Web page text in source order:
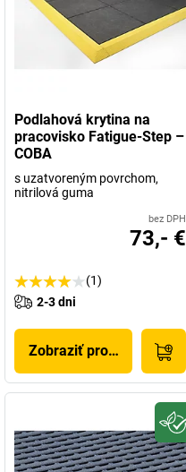
Podlahová krytina na
pracovisko Fatigue-Step –
COBA
s uzatvoreným povrchom,
nitrilová guma
bez DPH
73,- €
(1)
2-3 dni
Zobraziť produkt